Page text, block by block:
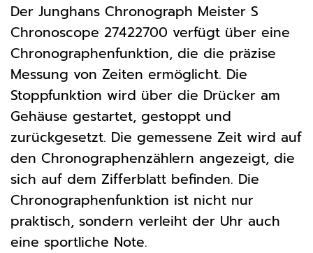
Der Junghans Chronograph Meister S
Chronoscope 27422700 verfügt über eine
Chronographenfunktion, die die präzise
Messung von Zeiten ermöglicht. Die
Stoppfunktion wird über die Drücker am
Gehäuse gestartet, gestoppt und
zurückgesetzt. Die gemessene Zeit wird auf
den Chronographenzählern angezeigt, die
sich auf dem Zifferblatt befinden. Die
Chronographenfunktion ist nicht nur
praktisch, sondern verleiht der Uhr auch
eine sportliche Note.